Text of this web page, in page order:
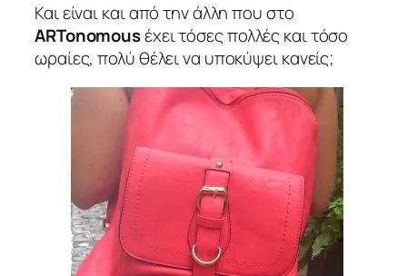
Και είναι και από την άλλη που στο
ARTonomousέχει τόσες πολλές και τόσο
ωραίες, πολύ θέλει να υποκύψει κανείς;